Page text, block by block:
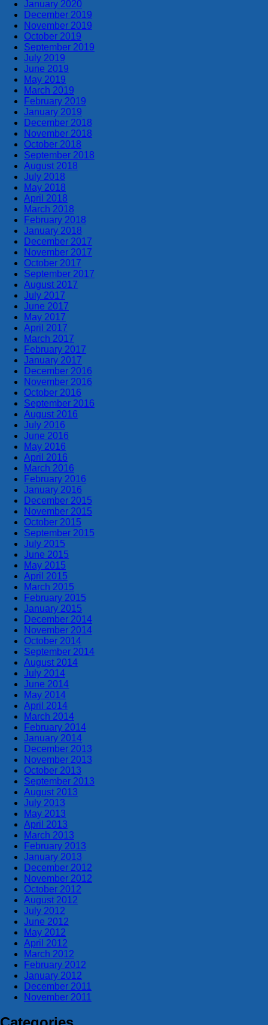
January 2020
December 2019
November 2019
October 2019
September 2019
July 2019
June 2019
May 2019
March 2019
February 2019
January 2019
December 2018
November 2018
October 2018
September 2018
August 2018
July 2018
May 2018
April 2018
March 2018
February 2018
January 2018
December 2017
November 2017
October 2017
September 2017
August 2017
July 2017
June 2017
May 2017
April 2017
March 2017
February 2017
January 2017
December 2016
November 2016
October 2016
September 2016
August 2016
July 2016
June 2016
May 2016
April 2016
March 2016
February 2016
January 2016
December 2015
November 2015
October 2015
September 2015
July 2015
June 2015
May 2015
April 2015
March 2015
February 2015
January 2015
December 2014
November 2014
October 2014
September 2014
August 2014
July 2014
June 2014
May 2014
April 2014
March 2014
February 2014
January 2014
December 2013
November 2013
October 2013
September 2013
August 2013
July 2013
May 2013
April 2013
March 2013
February 2013
January 2013
December 2012
November 2012
October 2012
August 2012
July 2012
June 2012
May 2012
April 2012
March 2012
February 2012
January 2012
December 2011
November 2011